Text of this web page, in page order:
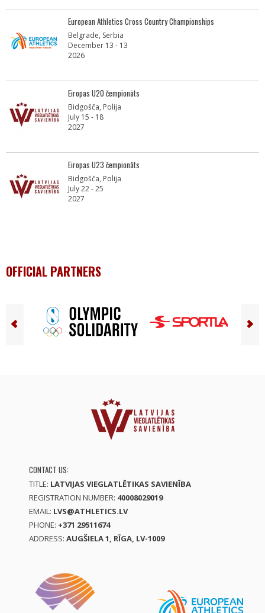
European Athletics Cross Country Championships
Belgrade, Serbia
December 13 - 13
2026
Eiropas U20 čempionāts
Bidgošča, Polija
July 15 - 18
2027
Eiropas U23 čempionāts
Bidgošča, Polija
July 22 - 25
2027
OFFICIAL PARTNERS
CONTACT US:
TITLE: LATVIJAS VIEGLATLĒTIKAS SAVIENĪBA
REGISTRATION NUMBER: 40008029019
EMAIL: LVS@ATHLETICS.LV
PHONE: +371 29511674
ADDRESS: AUGŠIELA 1, RĪGA, LV-1009